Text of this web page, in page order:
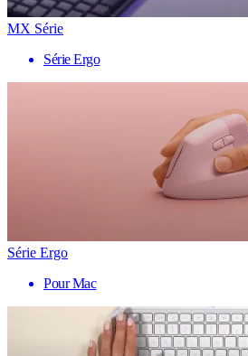
MX Série
Série Ergo
Série Ergo
Pour Mac